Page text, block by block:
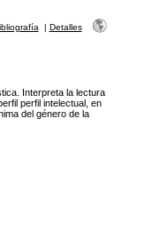
| Detalles
Interpreta la lectura
perfil intelectual, en
del género de la